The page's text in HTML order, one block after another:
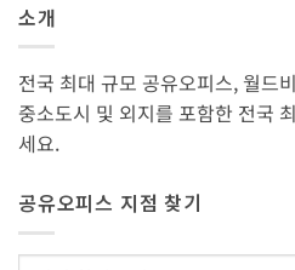
소개
전국 최대 규모 공유오피스, 월드
중소도시 및 외지를 포함한 전국
세요.
공유오피스 지점 찾기